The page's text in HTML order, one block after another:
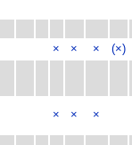
× × × (×)
× × ×